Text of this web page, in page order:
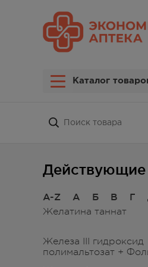
Каталог
A-Z А Б В Г
Желатина таннат
Железа III гидроксид
полимальтозат +